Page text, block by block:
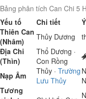
Bảng phân tích Can Chi 5
Yếu tố
Chi tiết
Thiên Can
(Nhâm)
Thủy Dương
Địa Chi
(Thìn)
Thổ Dương ·
Con Rồng
Nạp Âm
Thủy · Trường
Lưu Thủy
Tương